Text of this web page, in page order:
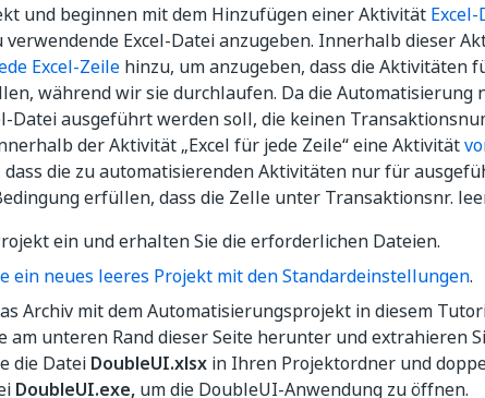
und beginnen mit dem Hinzufügen einer Aktivität
verwendende Excel-Datei anzugeben. Innerhalb dieser
Excel-Zeile hinzu, um anzugeben, dass die Aktivitäten
während wir sie durchlaufen. Da die Automatisierung
Datei ausgeführt werden soll, die keinen
der Aktivität „Excel für jede Zeile“ eine Aktivität
dass die zu automatisierenden Aktivitäten nur für
erfüllen, dass die Zelle unter Transaktionsnr.
ein und erhalten Sie die erforderlichen Dateien.
ein neues leeres Projekt mit den Standardeinstellungen.
Archiv mit dem Automatisierungsprojekt in diesem
am unteren Rand dieser Seite herunter und extrahieren
die Datei DoubleUI.xlsx in Ihren Projektordner und
DoubleUI.exe, um die DoubleUI-Anwendung zu öffnen.